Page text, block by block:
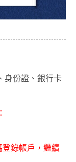
身份證、銀行卡
：
登錄帳戶，繼續